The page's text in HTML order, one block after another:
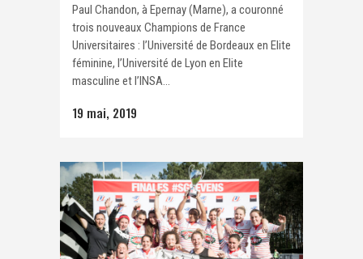
Paul Chandon, à Epernay (Marne), a couronné
trois nouveaux Champions de France
Universitaires : l’Université de Bordeaux en Elite
féminine, l’Université de Lyon en Elite
masculine et l’INSA...
19 mai, 2019